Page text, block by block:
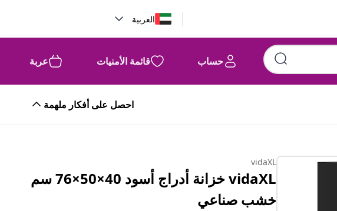
العربية
حساب قائمة الأمنيات عربة
احصل على أفكار ملهمة
٣٣٤٩٩ درهم .
vidaXL
vidaXL خزانة أدراج أسود 40×50×76 سم
خشب صناعي